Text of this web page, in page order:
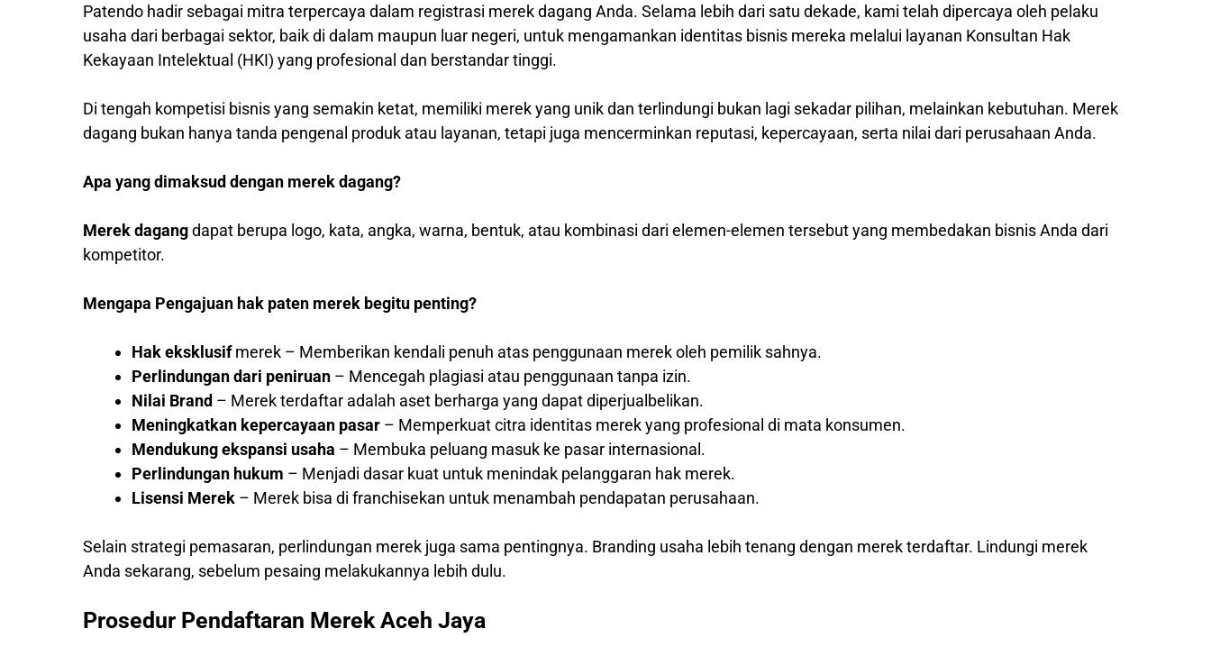
Patendo hadir sebagai mitra terpercaya dalam registrasi merek dagang Anda. Selama lebih dari satu dekade, kami telah dipercaya oleh pelaku
usaha dari berbagai sektor, baik di dalam maupun luar negeri, untuk mengamankan identitas bisnis mereka melalui layanan Konsultan Hak
Kekayaan Intelektual (HKI) yang profesional dan berstandar tinggi.
Di tengah kompetisi bisnis yang semakin ketat, memiliki merek yang unik dan terlindungi bukan lagi sekadar pilihan, melainkan kebutuhan. Merek
dagang bukan hanya tanda pengenal produk atau layanan, tetapi juga mencerminkan reputasi, kepercayaan, serta nilai dari perusahaan Anda.
Apa yang dimaksud dengan merek dagang?
Merek dagangdapat berupa logo, kata, angka, warna, bentuk, atau kombinasi dari elemen-elemen tersebut yang membedakan bisnis Anda dari
kompetitor.
Mengapa Pengajuan hak paten merek begitu penting?
Hak eksklusifmerek – Memberikan kendali penuh atas penggunaan merek oleh pemilik sahnya.
Perlindungan dari peniruan – Mencegah plagiasi atau penggunaan tanpa izin.
Nilai Brand – Merek terdaftar adalah aset berharga yang dapat diperjualbelikan.
Meningkatkan kepercayaan pasar – Memperkuat citra identitas merek yang profesional di mata konsumen.
Mendukung ekspansi usaha – Membuka peluang masuk ke pasar internasional.
Perlindungan hukum – Menjadi dasar kuat untuk menindak pelanggaran hak merek.
Lisensi Merek – Merek bisa di franchisekan untuk menambah pendapatan perusahaan.
Selain strategi pemasaran, perlindungan merek juga sama pentingnya. Branding usaha lebih tenang dengan merek terdaftar. Lindungi merek
Anda sekarang, sebelum pesaing melakukannya lebih dulu.
Prosedur Pendaftaran Merek Aceh Jaya